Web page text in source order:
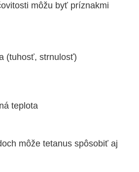
môžu byť príznakmi
(tuhosť, strnulosť)
teplota
môže tetanus spôsobiť aj